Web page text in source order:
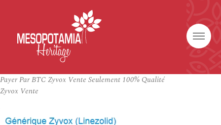
Payer Par BTC Zyvox Vente Seulement 100% Qualité
Zyvox Vente